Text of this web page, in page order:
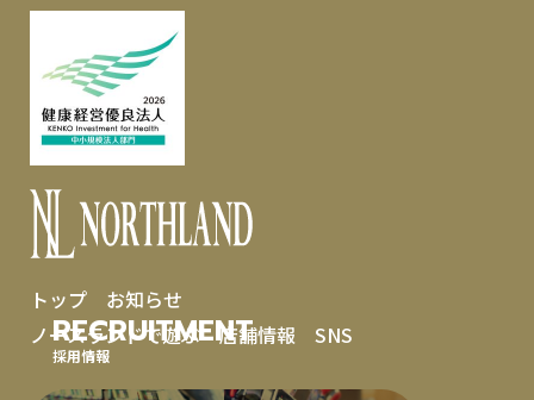
トップ
お知らせ
ノースランドで遊ぶ
店舗情報 SNS
RECRUITMENT
採用情報